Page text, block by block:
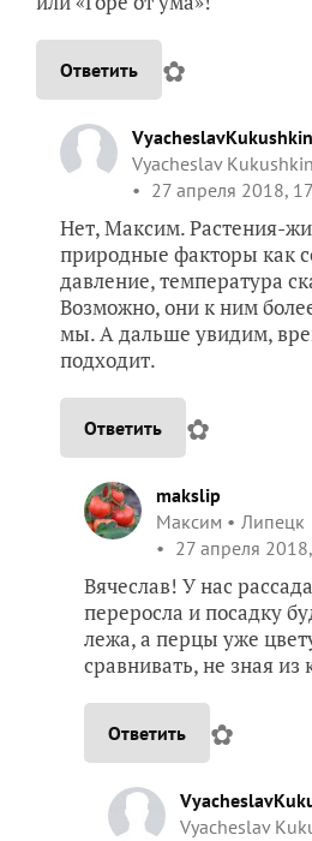
Ответить ✿
VyacheslavKukushkin
Vyacheslav Kukushkin
27 апреля 2018,
Нет, Максим. Растения-
природные факторы как
давление, температура
Возможно, они к ним
мы. А дальше увидим,
подходит.
Ответить ✿
makslip
Максим
Липецк
27 апреля
Вячеслав! У нас
переросла и посадку
лежа, а перцы уже
сравнивать, не зная из
Ответить ✿
Vyacheslav